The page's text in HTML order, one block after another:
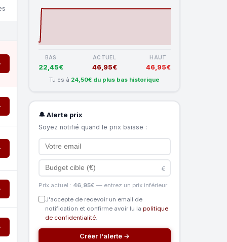
BAS
22,45€
ACTUEL
46,95€
HAUT
46,95€
Tu es à 24,50€ du plus bas historique
🔔 Alerte prix
Soyez notifié quand le prix baisse :
€
Prix actuel : 46,95€ — entrez un prix inférieur
J'accepte de recevoir un email de
notification et confirme avoir lu la politique
de confidentialité.
Créer l'alerte →